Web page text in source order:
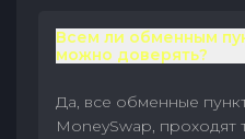
Всем ли обменным
можно доверять?
Да, все обменные
MoneySwap, проходят